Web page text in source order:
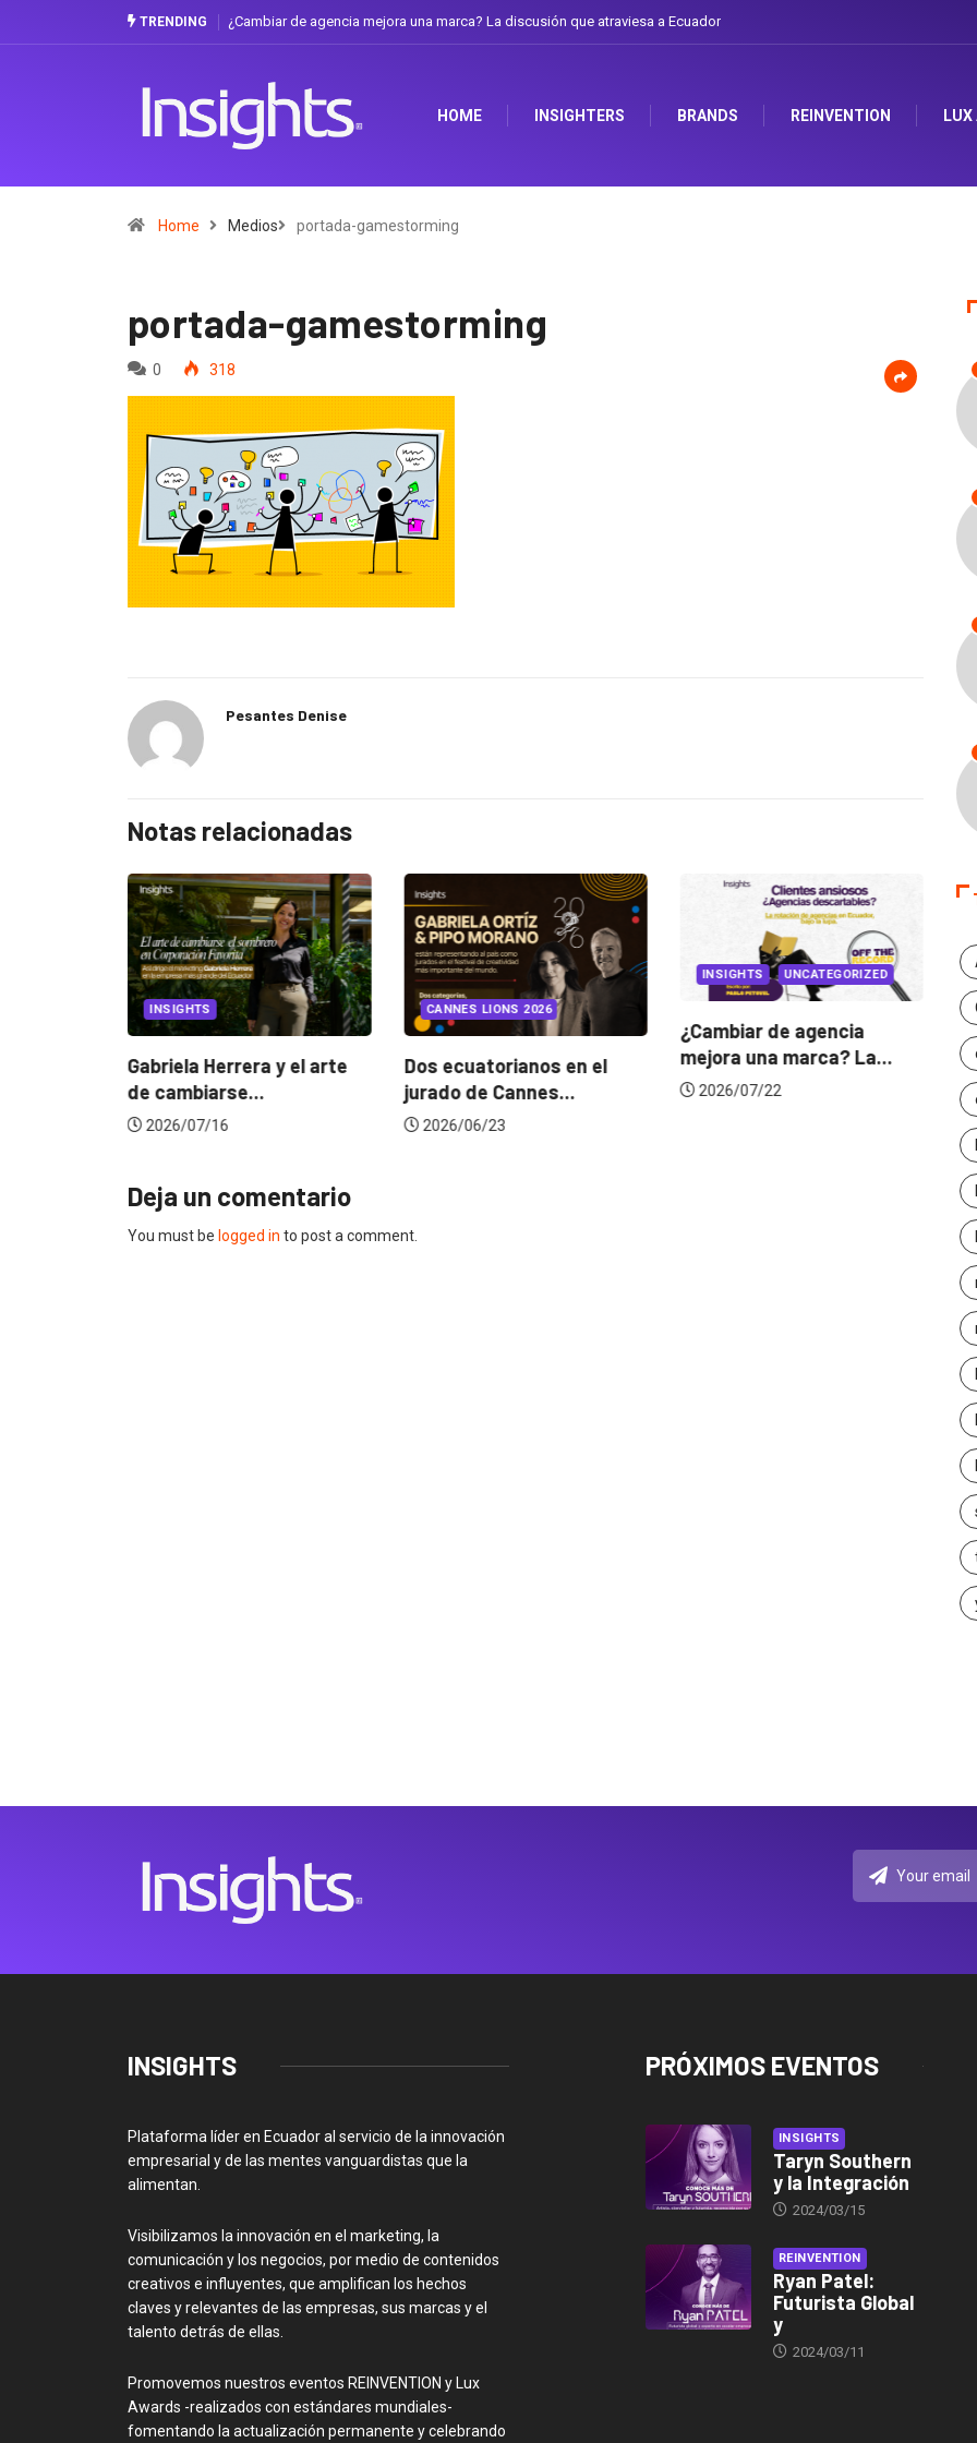
TRENDING ¿Cambiar de agencia mejora una marca? La discusión que atraviesa a Ecuador
HOME INSIGHTERS BRANDS REINVENTION LUX
Home Medios portada-gamestorming
portada-gamestorming
0 318
Pesantes Denise
Notas relacionadas
INSIGHTS
Gabriela Herrera y el arte
de cambiarse...
2026/07/16
CANNES LIONS 2026
Dos ecuatorianos en el
jurado de Cannes...
2026/06/23
INSIGHTS UNCATEGORIZED
¿Cambiar de agencia
mejora una marca? La...
2026/07/22
Deja un comentario
You must be logged in to post a comment.
INSIGHTS
Plataforma líder en Ecuador al servicio de la innovación
empresarial y de las mentes vanguardistas que la
alimentan.
Visibilizamos la innovación en el marketing, la
comunicación y los negocios, por medio de contenidos
creativos e influyentes, que amplifican los hechos
claves y relevantes de las empresas, sus marcas y el
talento detrás de ellas.
Promovemos nuestros eventos REINVENTION y Lux
Awards -realizados con estándares mundiales-
fomentando la actualización permanente y celebrando
PRÓXIMOS EVENTOS
INSIGHTS
Taryn Southern
y la Integración
2024/03/15
REINVENTION
Ryan Patel:
Futurista Global
y
2024/03/11